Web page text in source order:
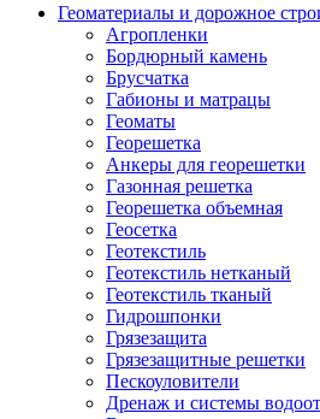
Геоматериалы и дорожное
Агропленки
Бордюрный камень
Брусчатка
Габионы и матрацы
Геоматы
Георешетка
Анкеры для георешетки
Газонная решетка
Георешетка объемная
Геосетка
Геотекстиль
Геотекстиль нетканый
Геотекстиль тканый
Гидрошпонки
Грязезащита
Грязезащитные решетки
Пескоуловители
Дренаж и системы